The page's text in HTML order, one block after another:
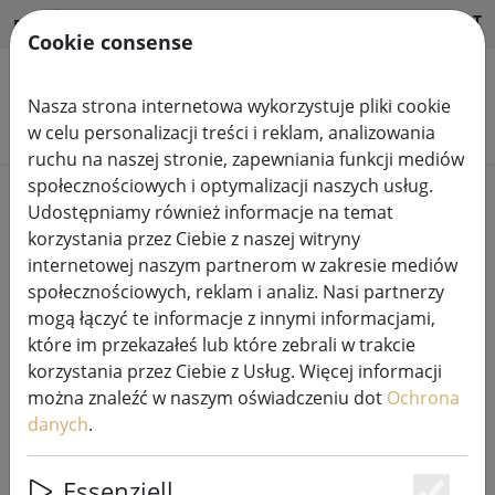
PL HILFE & SUPPORT
Szukaj produktów
Home
Systemy lampek choinkowych
łańcuchy świetlne 230V LED Tech-Line
Rozdzielacz lampek choinkowych
Sirius Tech-Line 2-ramienny 230V
czarny
Cookie consense
Nasza strona internetowa wykorzystuje pliki cookie
w celu personalizacji treści i reklam, analizowania
ruchu na naszej stronie, zapewniania funkcji mediów
społecznościowych i optymalizacji naszych usług.
Udostępniamy również informacje na temat
korzystania przez Ciebie z naszej witryny
internetowej naszym partnerom w zakresie mediów
społecznościowych, reklam i analiz. Nasi partnerzy
mogą łączyć te informacje z innymi informacjami,
które im przekazałeś lub które zebrali w trakcie
korzystania przez Ciebie z Usług. Więcej informacji
można znaleźć w naszym oświadczeniu dot Ochrona
danych.